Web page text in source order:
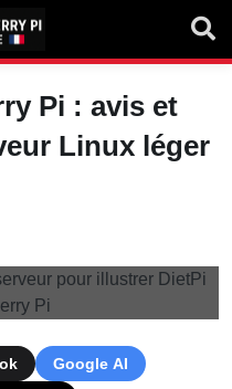
Pi : avis et
Linux léger
Google AI